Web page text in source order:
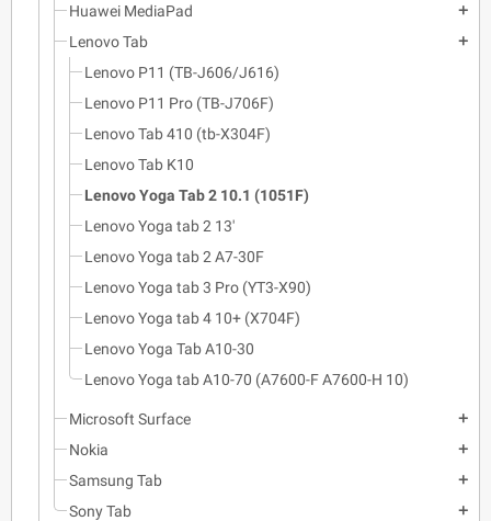
Huawei MediaPad add
Lenovo Tab add
Lenovo P11 (TB-J606/J616)
Lenovo P11 Pro (TB-J706F)
Lenovo Tab 410 (tb-X304F)
Lenovo Tab K10
Lenovo Yoga Tab 2 10.1 (1051F)
Lenovo Yoga tab 2 13'
Lenovo Yoga tab 2 A7-30F
Lenovo Yoga tab 3 Pro (YT3-X90)
Lenovo Yoga tab 4 10+ (X704F)
Lenovo Yoga Tab A10-30
Lenovo Yoga tab A10-70 (A7600-F A7600-H 10)
Microsoft Surface add
Nokia add
Samsung Tab add
Sony Tab add